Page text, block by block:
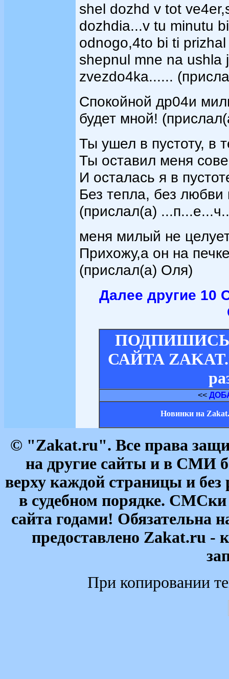
shel dozhd v tot
dozhdia...v tu minutu
odnogo,4to bi ti
shepnul mne na ushla
zvezdo4ka......
Cпокойной др04и
будет мной!
Ты ушел в пустоту, в
Ты оставил меня
И осталась я в
Без тепла, без любви
(прислал(а)
меня милый не
Прихожу,а он на
(прислал(а) Оля)
Далее другие 10
САЙТА
<<
Новинки на
© "Zakat.ru". Все права
на другие сайты и в СМИ
верху каждой страницы и без
в судебном порядке. СМСки
сайта годами! Обязательна
предоставлено Zakat.ru -
При копировании